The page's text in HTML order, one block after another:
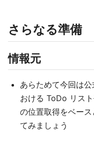
さらなる準備
情報元
あらためて今回は
おける ToDo リス
の位置取得をベー
てみましょう